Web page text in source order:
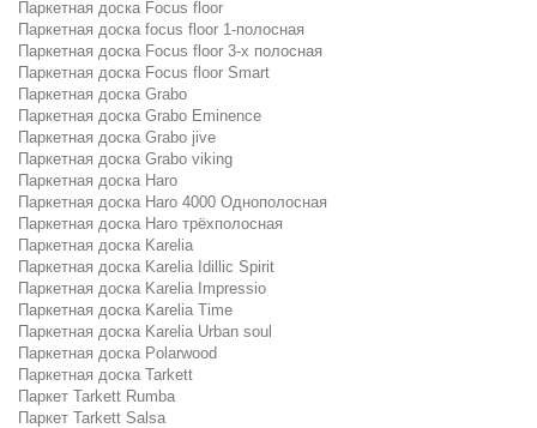
Паркетная доска Focus floor
Паркетная доска focus floor 1-полосная
Паркетная доска Focus floor 3-х полосная
Паркетная доска Focus floor Smart
Паркетная доска Grabo
Паркетная доска Grabo Eminence
Паркетная доска Grabo jive
Паркетная доска Grabo viking
Паркетная доска Haro
Паркетная доска Haro 4000 Однополосная
Паркетная доска Haro трёхполосная
Паркетная доска Karelia
Паркетная доска Karelia Idillic Spirit
Паркетная доска Karelia Impressio
Паркетная доска Karelia Time
Паркетная доска Karelia Urban soul
Паркетная доска Polarwood
Паркетная доска Tarkett
Паркет Tarkett Rumba
Паркет Tarkett Salsa